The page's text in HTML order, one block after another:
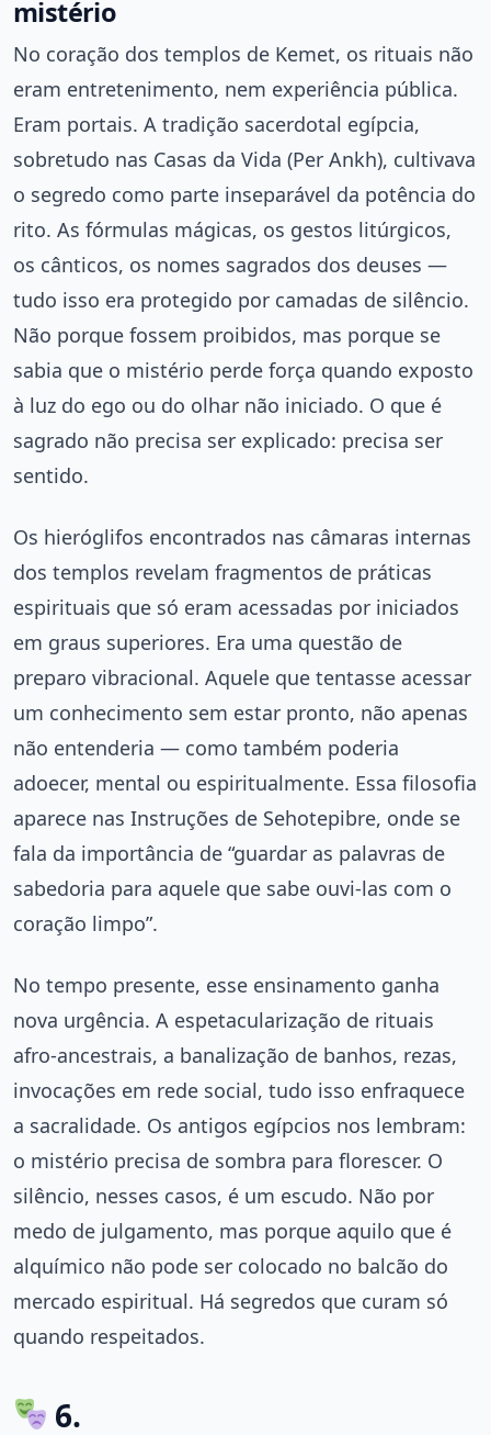
mistério
No coração dos templos de Kemet, os rituais não
eram entretenimento, nem experiência pública.
Eram portais. A tradição sacerdotal egípcia,
sobretudo nas Casas da Vida (Per Ankh), cultivava
o segredo como parte inseparável da potência do
rito. As fórmulas mágicas, os gestos litúrgicos,
os cânticos, os nomes sagrados dos deuses —
tudo isso era protegido por camadas de silêncio.
Não porque fossem proibidos, mas porque se
sabia que o mistério perde força quando exposto
à luz do ego ou do olhar não iniciado. O que é
sagrado não precisa ser explicado: precisa ser
sentido.
Os hieróglifos encontrados nas câmaras internas
dos templos revelam fragmentos de práticas
espirituais que só eram acessadas por iniciados
em graus superiores. Era uma questão de
preparo vibracional. Aquele que tentasse acessar
um conhecimento sem estar pronto, não apenas
não entenderia — como também poderia
adoecer, mental ou espiritualmente. Essa filosofia
aparece nas Instruções de Sehotepibre, onde se
fala da importância de “guardar as palavras de
sabedoria para aquele que sabe ouvi-las com o
coração limpo”.
No tempo presente, esse ensinamento ganha
nova urgência. A espetacularização de rituais
afro-ancestrais, a banalização de banhos, rezas,
invocações em rede social, tudo isso enfraquece
a sacralidade. Os antigos egípcios nos lembram:
o mistério precisa de sombra para florescer. O
silêncio, nesses casos, é um escudo. Não por
medo de julgamento, mas porque aquilo que é
alquímico não pode ser colocado no balcão do
mercado espiritual. Há segredos que curam só
quando respeitados.
6.